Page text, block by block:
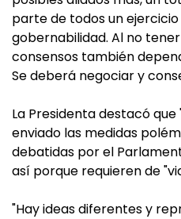
parte de todos un
gobernabilidad. Al no
consensos también
Se deberá negociar y
La Presidenta destacó
enviado las medidas
debatidas por el
así porque requieren de
"Hay ideas diferentes y